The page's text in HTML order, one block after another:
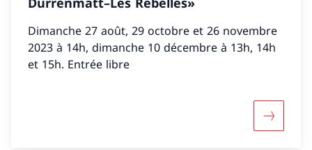
Dimanche 27 août, 29 octobre et 26 novembre
2023 à 14h, dimanche 10 décembre à 13h, 14h
et 15h. Entrée libre
Maggiori